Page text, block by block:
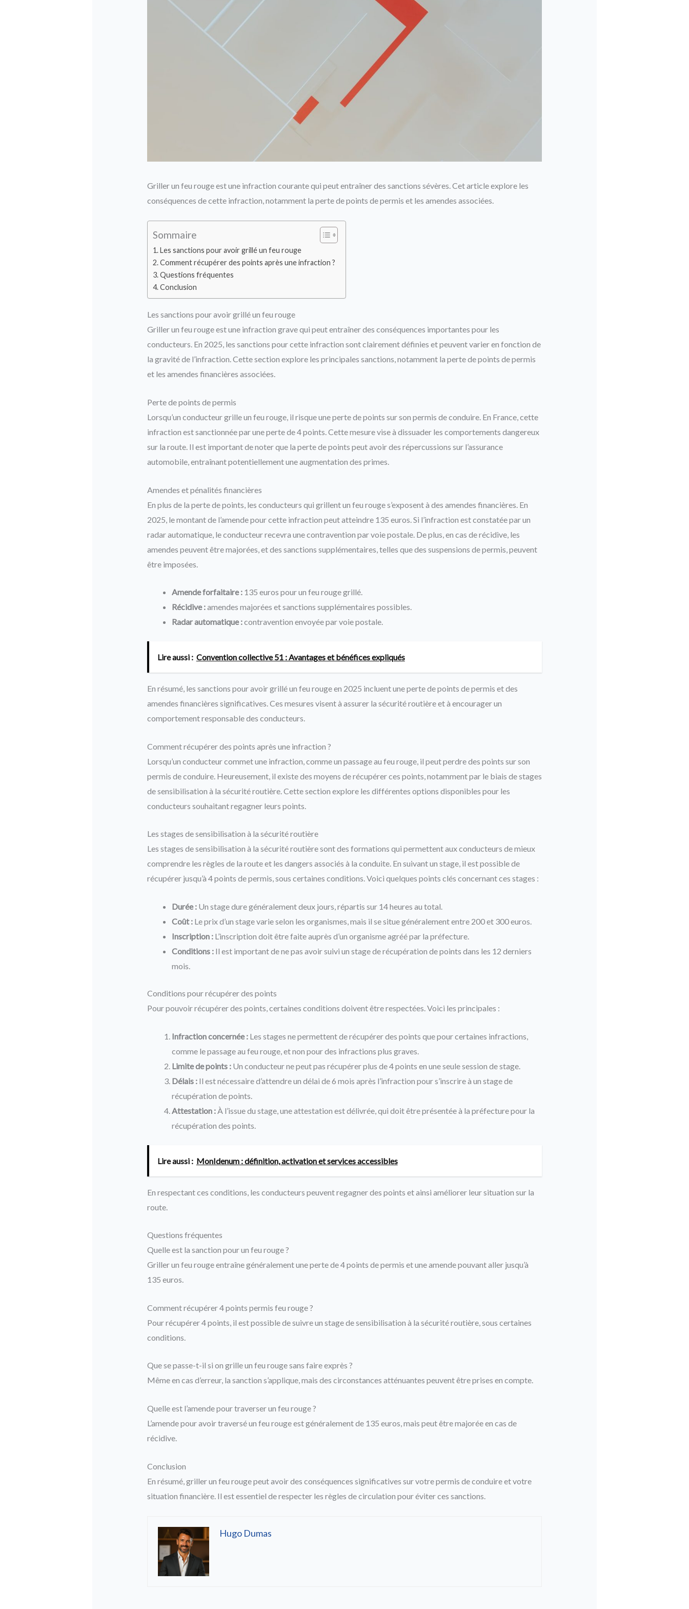
Griller un feu rouge est une infraction courante qui peut entraîner des sanctions sévères. Cet article explore les
conséquences de cette infraction, notamment la perte de points de permis et les amendes associées.
Sommaire
Les sanctions pour avoir grillé un feu rouge
Comment récupérer des points après une infraction ?
Questions fréquentes
Conclusion
Les sanctions pour avoir grillé un feu rouge
Griller un feu rouge est une infraction grave qui peut entraîner des conséquences importantes pour les
conducteurs. En 2025, les sanctions pour cette infraction sont clairement définies et peuvent varier en fonction de
la gravité de l’infraction. Cette section explore les principales sanctions, notamment la perte de points de permis
et les amendes financières associées.
Perte de points de permis
Lorsqu’un conducteur grille un feu rouge, il risque une perte de points sur son permis de conduire. En France, cette
infraction est sanctionnée par une perte de 4 points. Cette mesure vise à dissuader les comportements dangereux
sur la route. Il est important de noter que la perte de points peut avoir des répercussions sur l’assurance
automobile, entraînant potentiellement une augmentation des primes.
Amendes et pénalités financières
En plus de la perte de points, les conducteurs qui grillent un feu rouge s’exposent à des amendes financières. En
2025, le montant de l’amende pour cette infraction peut atteindre 135 euros. Si l’infraction est constatée par un
radar automatique, le conducteur recevra une contravention par voie postale. De plus, en cas de récidive, les
amendes peuvent être majorées, et des sanctions supplémentaires, telles que des suspensions de permis, peuvent
être imposées.
Amende forfaitaire :135 euros pour un feu rouge grillé.
Récidive :amendes majorées et sanctions supplémentaires possibles.
Radar automatique :contravention envoyée par voie postale.
Lire aussi : Convention collective 51 : Avantages et bénéfices expliqués
En résumé, les sanctions pour avoir grillé un feu rouge en 2025 incluent une perte de points de permis et des
amendes financières significatives. Ces mesures visent à assurer la sécurité routière et à encourager un
comportement responsable des conducteurs.
Comment récupérer des points après une infraction ?
Lorsqu’un conducteur commet une infraction, comme un passage au feu rouge, il peut perdre des points sur son
permis de conduire. Heureusement, il existe des moyens de récupérer ces points, notamment par le biais de stages
de sensibilisation à la sécurité routière. Cette section explore les différentes options disponibles pour les
conducteurs souhaitant regagner leurs points.
Les stages de sensibilisation à la sécurité routière
Les stages de sensibilisation à la sécurité routière sont des formations qui permettent aux conducteurs de mieux
comprendre les règles de la route et les dangers associés à la conduite. En suivant un stage, il est possible de
récupérer jusqu’à 4 points de permis, sous certaines conditions. Voici quelques points clés concernant ces stages :
Durée :Un stage dure généralement deux jours, répartis sur 14 heures au total.
Coût :Le prix d’un stage varie selon les organismes, mais il se situe généralement entre 200 et 300 euros.
Inscription :L’inscription doit être faite auprès d’un organisme agréé par la préfecture.
Conditions :Il est important de ne pas avoir suivi un stage de récupération de points dans les 12 derniers
mois.
Conditions pour récupérer des points
Pour pouvoir récupérer des points, certaines conditions doivent être respectées. Voici les principales :
Infraction concernée :Les stages ne permettent de récupérer des points que pour certaines infractions,
comme le passage au feu rouge, et non pour des infractions plus graves.
Limite de points :Un conducteur ne peut pas récupérer plus de 4 points en une seule session de stage.
Délais :Il est nécessaire d’attendre un délai de 6 mois après l’infraction pour s’inscrire à un stage de
récupération de points.
Attestation :À l’issue du stage, une attestation est délivrée, qui doit être présentée à la préfecture pour la
récupération des points.
Lire aussi : MonIdenum : définition, activation et services accessibles
En respectant ces conditions, les conducteurs peuvent regagner des points et ainsi améliorer leur situation sur la
route.
Questions fréquentes
Quelle est la sanction pour un feu rouge ?
Griller un feu rouge entraîne généralement une perte de 4 points de permis et une amende pouvant aller jusqu’à
135 euros.
Comment récupérer 4 points permis feu rouge ?
Pour récupérer 4 points, il est possible de suivre un stage de sensibilisation à la sécurité routière, sous certaines
conditions.
Que se passe-t-il si on grille un feu rouge sans faire exprès ?
Même en cas d’erreur, la sanction s’applique, mais des circonstances atténuantes peuvent être prises en compte.
Quelle est l’amende pour traverser un feu rouge ?
L’amende pour avoir traversé un feu rouge est généralement de 135 euros, mais peut être majorée en cas de
récidive.
Conclusion
En résumé, griller un feu rouge peut avoir des conséquences significatives sur votre permis de conduire et votre
situation financière. Il est essentiel de respecter les règles de circulation pour éviter ces sanctions.
Hugo Dumas